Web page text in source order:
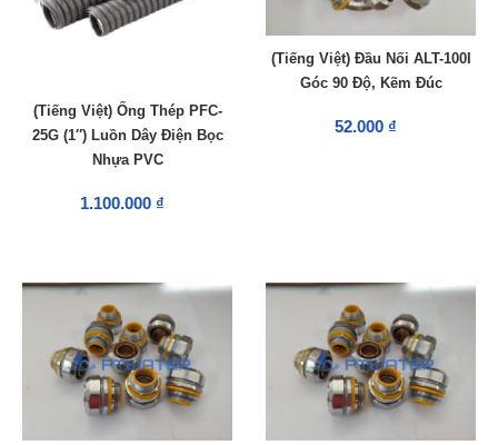
(Tiếng Việt) Ống Thép PFC-
25G (1″) Luồn Dây Điện Bọc
Nhựa PVC
1.100.000 ₫
(Tiếng Việt) Đầu Nối ALT-100I
Góc 90 Độ, Kẽm Đúc
52.000 ₫